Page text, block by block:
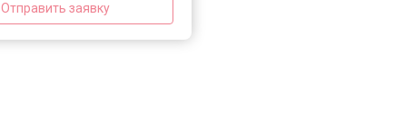
Отправить заявку